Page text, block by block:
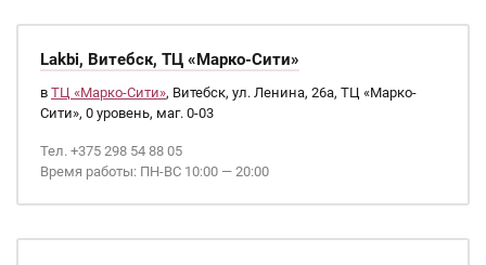
Lakbi, Витебск, ТЦ «Марко-Сити»
в ТЦ «Марко-Сити», Витебск, ул. Ленина, 26а, ТЦ «Марко-
Сити», 0 уровень, маг. 0-03
Тел. +375 298 54 88 05
Время работы: ПН-ВС 10:00 — 20:00